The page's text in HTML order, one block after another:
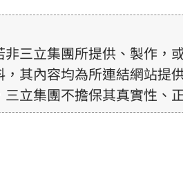
三立集團所提供、製作，
其內容均為所連結網站提
立集團不擔保其真實性、
容，若其著作權不屬於三